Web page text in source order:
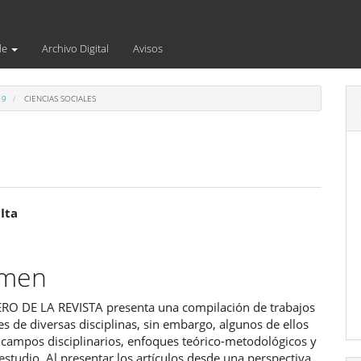
Archivo Digital Avisos
CIENCIAS SOCIALES
DE LA REVISTA presenta una compilación de trabajos
de diversas disciplinas, sin embargo, algunos de ellos
disciplinarios, enfoques teórico-metodológicos y
Al presentar los artículos desde una perspectiva